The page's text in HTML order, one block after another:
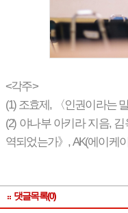
<각주>
(1) 조효제, 〈인권이라는
(2) 야나부 아키라 지음,
역되었는가》, AK(에이케
댓글목록(0)